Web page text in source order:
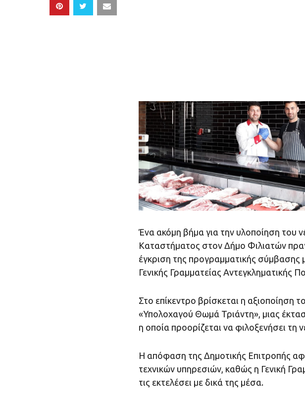
Ένα ακόμη βήμα για την υλοποίηση του
Καταστήματος στον Δήμο Φιλιατών
έγκριση της προγραμματικής σύμβασης
Γενικής Γραμματείας Αντεγκληματικής
Στο επίκεντρο βρίσκεται η αξιοποίηση
«Υπολοχαγού Θωμά Τριάντη», μιας
η οποία προορίζεται να φιλοξενήσει τη
Η απόφαση της Δημοτικής Επιτροπής
τεχνικών υπηρεσιών, καθώς η Γενική
τις εκτελέσει με δικά της μέσα.